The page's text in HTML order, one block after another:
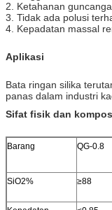
2. Ketahanan
3. Tidak ada polusi
4. Kepadatan massal
Aplikasi
Bata ringan silika
panas dalam industri
Sifat fisik dan
Barang QG-0.8
SiO2% ≥88